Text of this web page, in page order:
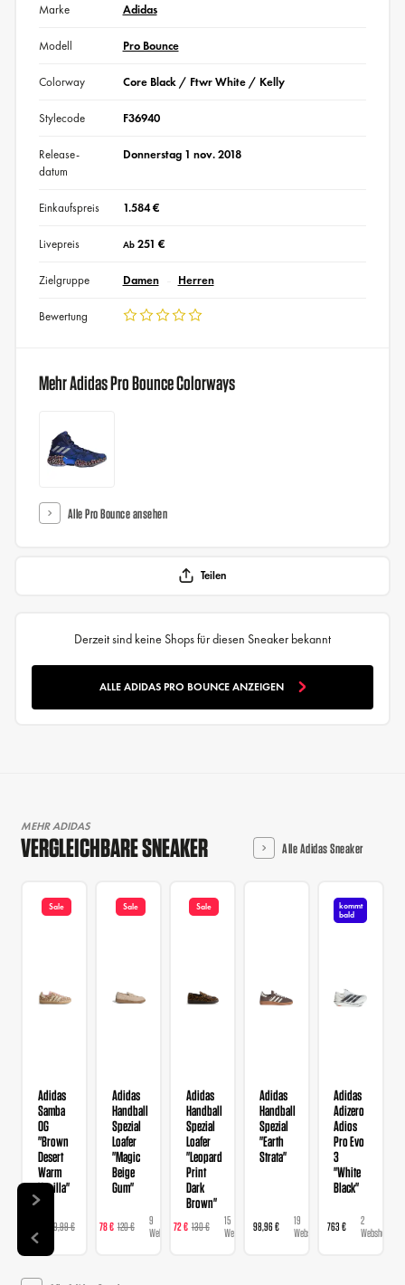
Marke Adidas
Modell Pro Bounce
Colorway Core Black / Ftwr White / Kelly
Stylecode F36940
Release-
datum
Donnerstag 1 nov. 2018
Einkaufspreis 1.584 €
Livepreis Ab251 €
Zielgruppe Damen Herren
Bewertung
Mehr Adidas Pro Bounce Colorways
Alle Pro Bounce ansehen
Teilen
Derzeit sind keine Shops für diesen Sneaker bekannt
ALLE ADIDAS PRO BOUNCE ANZEIGEN
MEHR ADIDAS
VERGLEICHBARE SNEAKER Alle Adidas Sneaker
Sale
Adidas
Samba
OG
"Brown
Desert
Warm
Vanilla"
129,99 €
Webshops
Sale
Adidas
Handball
Spezial
Loafer
"Magic
Beige
Gum"
78 € 120 €
9
Webshops
Sale
Adidas
Handball
Spezial
Loafer
"Leopard
Print
Dark
Brown"
72 € 130 €
15
Webshops
Adidas
Handball
Spezial
"Earth
Strata"
98,96 €
19
Webshops
kommt
bald
Adidas
Adizero
Adios
Pro Evo
3
"White
Black"
763 €
2
Webshops